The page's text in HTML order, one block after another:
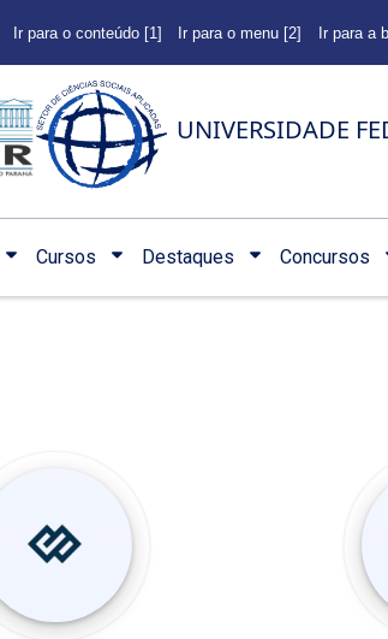
Ir para o conteúdo [1] Ir para o menu [2] Ir para a
UNIVERSIDADE
Cursos Destaques Concursos